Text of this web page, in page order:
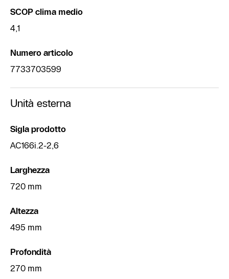
SCOP clima medio
4,1
Numero articolo
7733703599
Unità esterna
Sigla prodotto
AC166i.2-2,6
Larghezza
720 mm
Altezza
495 mm
Profondità
270 mm